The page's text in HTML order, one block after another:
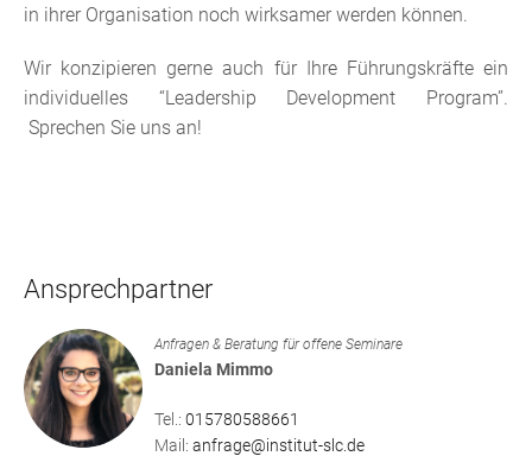
in ihrer Organisation noch wirksamer werden können.
Wir konzipieren gerne auch für Ihre Führungskräfte ein
individuelles “Leadership Development Program”.
Sprechen Sie uns an!
Ansprechpartner
Anfragen & Beratung für offene Seminare
Daniela Mimmo
Tel.: 015780588661
Mail: anfrage@institut-slc.de